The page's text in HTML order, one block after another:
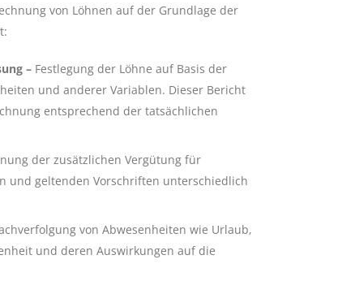
von Löhnen auf der Grundlage der
– Festlegung der Löhne auf Basis der
und anderer Variablen. Dieser Bericht
entsprechend der tatsächlichen
der zusätzlichen Vergütung für
und geltenden Vorschriften unterschiedlich
von Abwesenheiten wie Urlaub,
und deren Auswirkungen auf die